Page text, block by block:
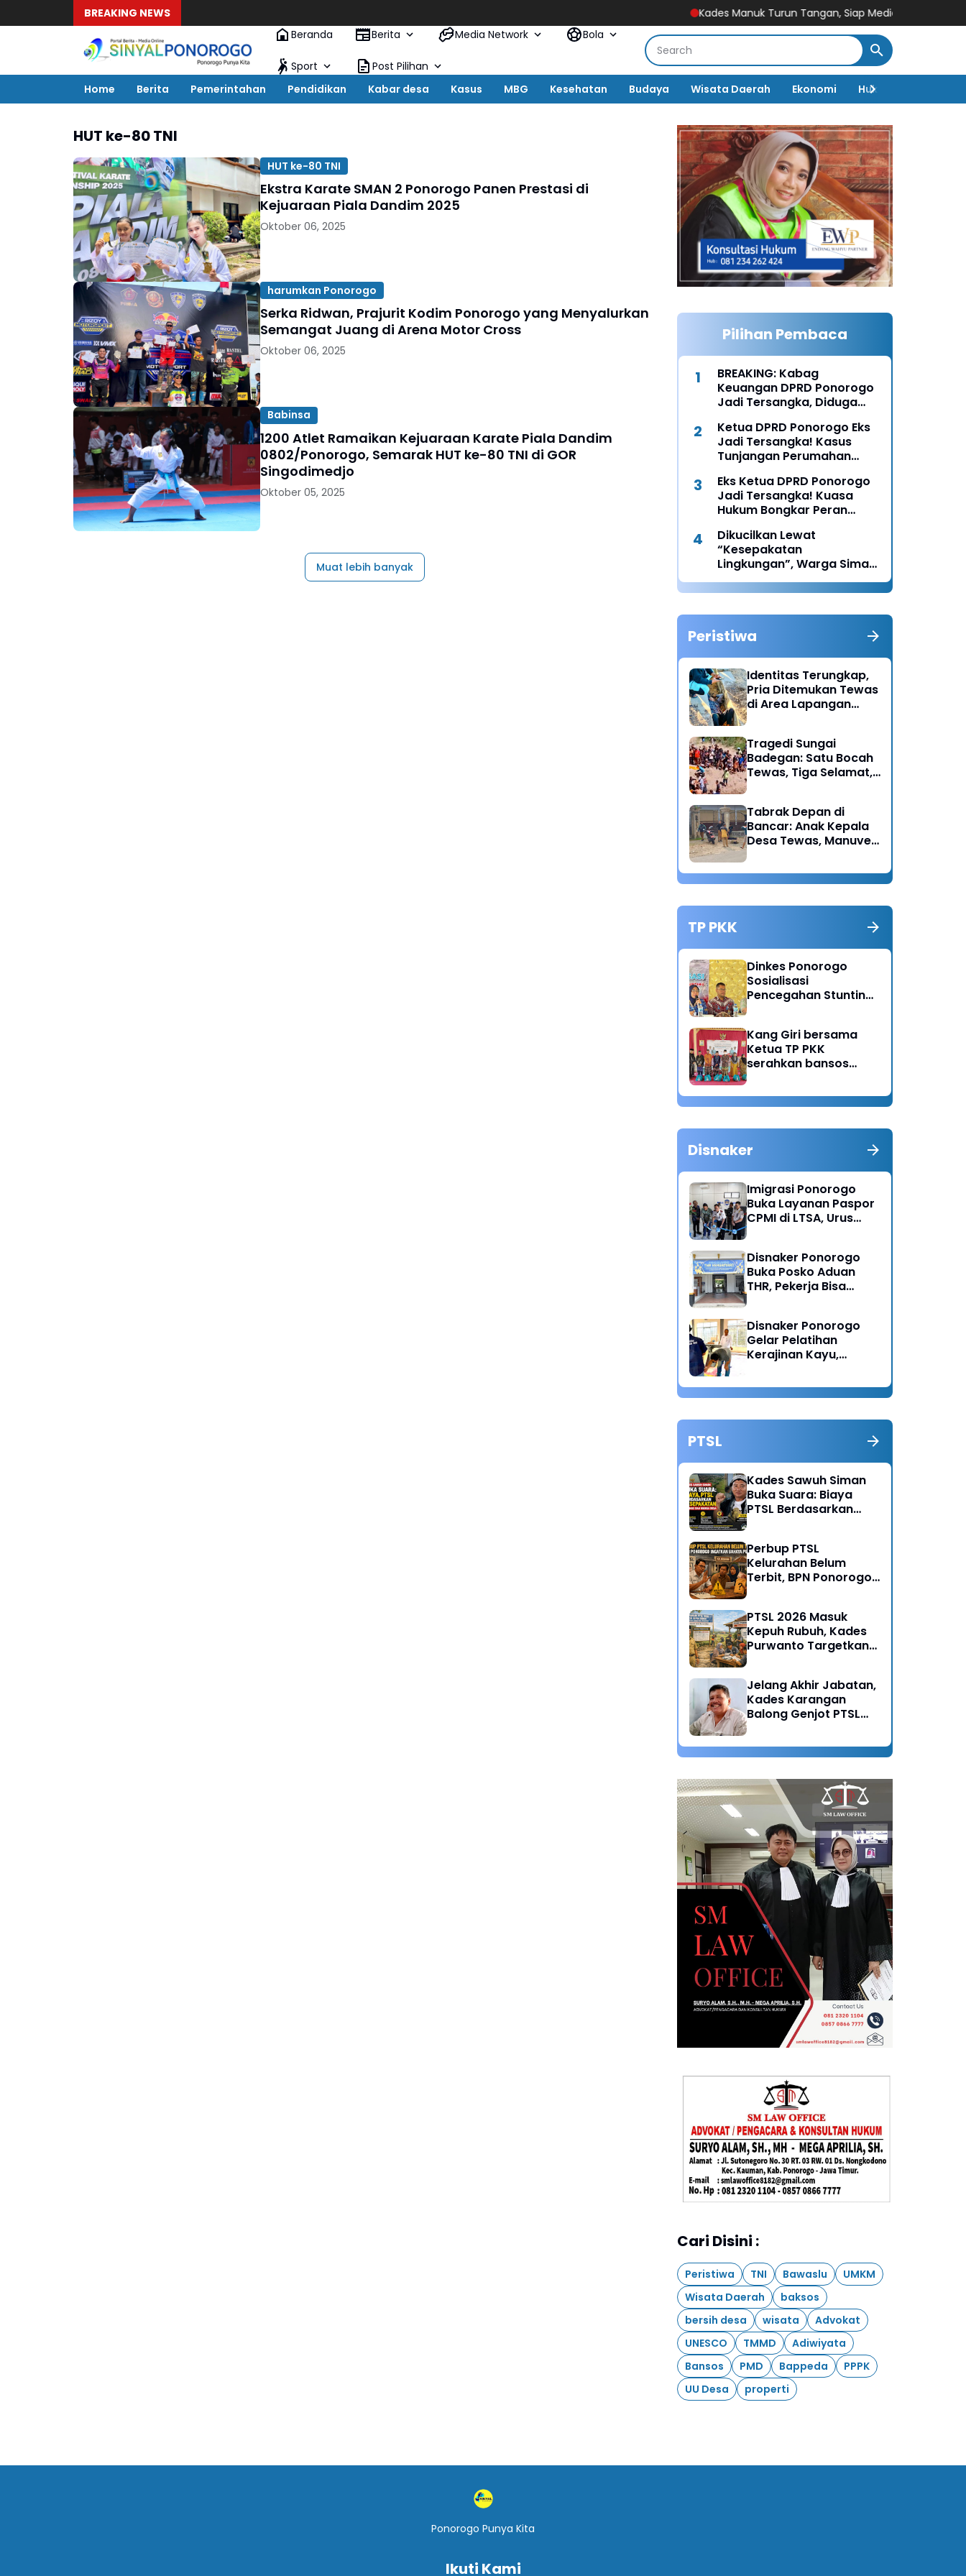
BREAKING NEWS
Kades Manuk Turun Tangan, Siap Mediasi Polemik Pengucilan
Beranda
Berita Media Network Bola
Sport
Post Pilihan
Home
Berita Pemerintahan Pendidikan Kabar desa Kasus MBG Kesehatan Budaya Wisata Daerah Ekonomi Hukum & Kriminal
HUT ke-80 TNI
HUT ke-80 TNI
Ekstra Karate SMAN 2 Ponorogo Panen Prestasi di
Kejuaraan Piala Dandim 2025
Oktober 06, 2025
harumkan Ponorogo
Serka Ridwan, Prajurit Kodim Ponorogo yang Menyalurkan
Semangat Juang di Arena Motor Cross
Oktober 06, 2025
Babinsa
1200 Atlet Ramaikan Kejuaraan Karate Piala Dandim
0802/Ponorogo, Semarak HUT ke-80 TNI di GOR
Singodimedjo
Oktober 05, 2025
Muat lebih banyak
Pilihan Pembaca
BREAKING: Kabag
Keuangan DPRD Ponorogo
Jadi Tersangka, Diduga
Ketua DPRD Ponorogo Eks
Jadi Tersangka! Kasus
Tunjangan Perumahan
Eks Ketua DPRD Ponorogo
Jadi Tersangka! Kuasa
Hukum Bongkar Peran
Uji Prosesnya”
Dikucilkan Lewat
“Kesepakatan
Lingkungan”, Warga Siman
Lapor Polisi: Diduga Ada
Upaya Pembunuhan
Peristiwa
Identitas Terungkap,
Pria Ditemukan Tewas
di Area Lapangan
Hipertensi
Tragedi Sungai
Badegan: Satu Bocah
Tewas, Tiga Selamat,
Tabrak Depan di
Bancar: Anak Kepala
Desa Tewas, Manuver
Diduga Jadi Pemicu
TP PKK
Dinkes Ponorogo
Sosialisasi
Pencegahan Stunting,
Emas
Kang Giri bersama
Ketua TP PKK
serahkan bansos
Sukorejo Ponorogo
Disnaker
Imigrasi Ponorogo
Buka Layanan Paspor
CPMI di LTSA, Urus
Disnaker Ponorogo
Buka Posko Aduan
THR, Pekerja Bisa
Disnaker Ponorogo
Gelar Pelatihan
Kerajinan Kayu,
Wirausaha Baru
PTSL
Kades Sawuh Siman
Buka Suara: Biaya
PTSL Berdasarkan
Perbup PTSL
Kelurahan Belum
Terbit, BPN Ponorogo
PTSL 2026 Masuk
Kepuh Rubuh, Kades
Purwanto Targetkan
Jelang Akhir Jabatan,
Kades Karangan
Balong Genjot PTSL
Administrasi untuk
Generasi Mendatang
Cari Disini :
Peristiwa TNI Bawaslu
UMKM
Wisata Daerah
baksos
bersih desa
wisata
Advokat
UNESCO
TMMD
Adiwiyata
Bansos
PMD Bappeda
PPPK
UU Desa
properti
Ponorogo Punya Kita
Ikuti Kami